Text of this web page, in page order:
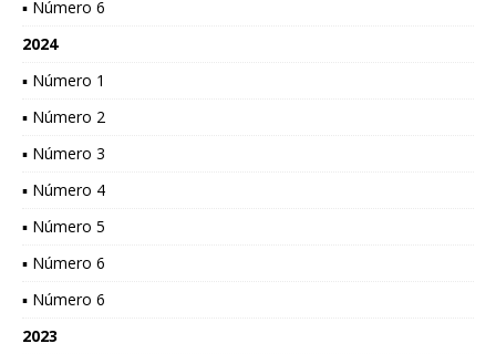
▪ Número 6
2024
▪ Número 1
▪ Número 2
▪ Número 3
▪ Número 4
▪ Número 5
▪ Número 6
▪ Número 6
2023